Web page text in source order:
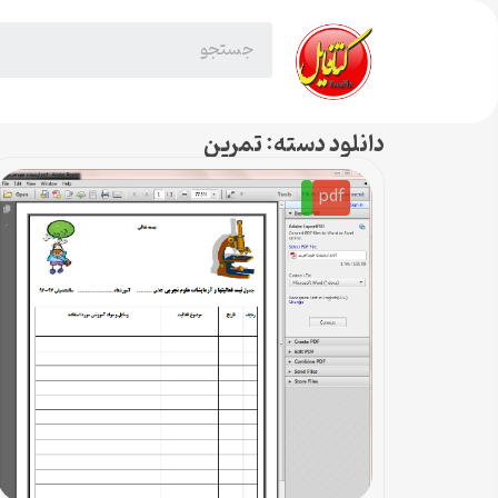
دانلود دسته: تمرین
pdf